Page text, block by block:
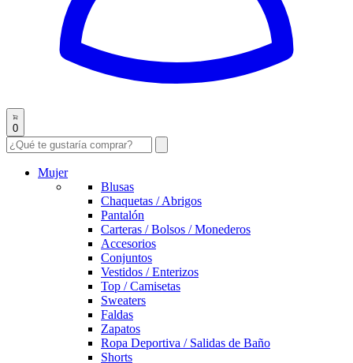
0
Mujer
Blusas
Chaquetas / Abrigos
Pantalón
Carteras / Bolsos / Monederos
Accesorios
Conjuntos
Vestidos / Enterizos
Top / Camisetas
Sweaters
Faldas
Zapatos
Ropa Deportiva / Salidas de Baño
Shorts